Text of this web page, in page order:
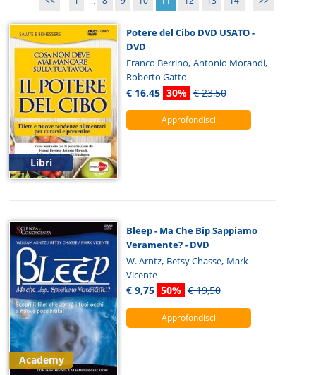
Libri
Potere del Cibo DVD USATO -
DVD
Franco Berrino, Antonio Morandi,
Roberto Gatto
€ 16,45 30% € 23,50
Approfondisci
Academy
Bleep - Ma Che Bip Sappiamo
Veramente? - DVD
W. Arntz, Betsy Chasse, Mark
Vicente
€ 9,75 50% € 19,50
Approfondisci